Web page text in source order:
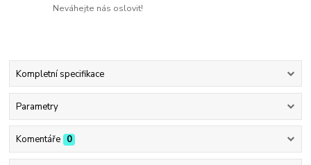
Neváhejte nás oslovit!
Kompletní specifikace
Parametry
Komentáře 0